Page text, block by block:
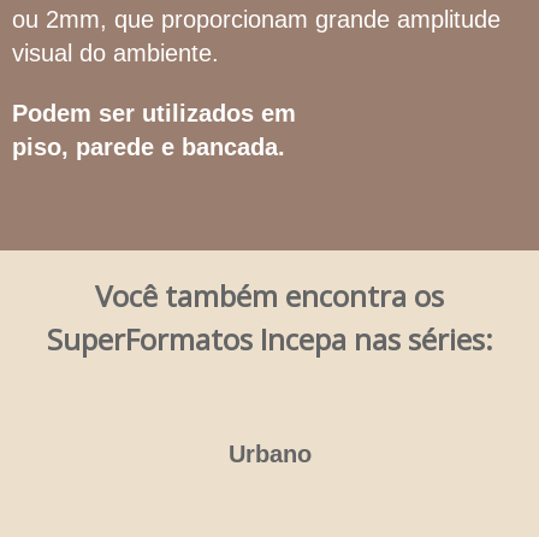
ou 2mm, que proporcionam grande amplitude
visual do ambiente.
Podem ser utilizados em
piso, parede e bancada.
Você também encontra os
SuperFormatos Incepa nas séries:
Urbano